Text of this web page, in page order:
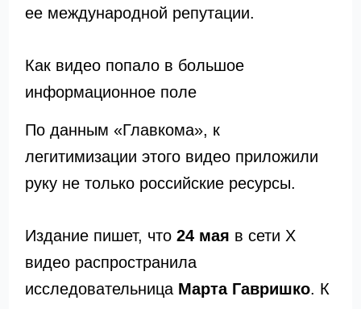
ее международной репутации.
Как видео попало в большое
информационное поле
По данным «Главкома», к
легитимизации этого видео приложили
руку не только российские ресурсы.
Издание пишет, что 24 мая в сети X
видео распространила
исследовательница Марта Гавришко. К